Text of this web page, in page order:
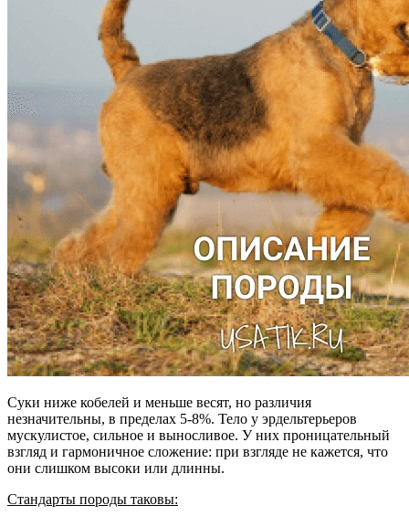
Суки ниже кобелей и меньше весят, но различия
незначительны, в пределах 5-8%. Тело у эрдельтерьеров
мускулистое, сильное и выносливое. У них проницательный
взгляд и гармоничное сложение: при взгляде не кажется, что
они слишком высоки или длинны.
Стандарты породы таковы: